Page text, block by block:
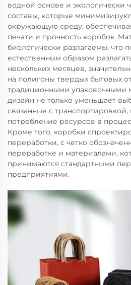
водной основе и экологически
составы, которые
окружающую среду,
печати и прочность коробок.
биологически разлагаемы, что
естественным образом
нескольких месяцев,
на полигоны твердых бытовых
традиционными упаковочными
дизайн не только уменьшает
связанные с
потребление ресурсов в
Кроме того, коробки
переработки, с четко
переработке и материалами,
принимаются стандартными
предприятиями.